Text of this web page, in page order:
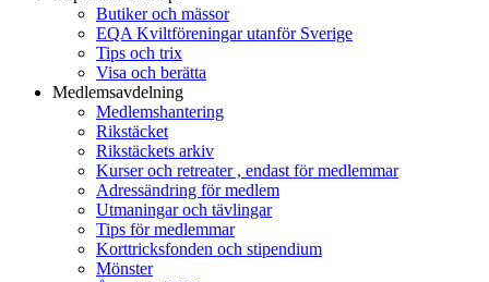
Butiker och mässor
EQA Kviltföreningar utanför Sverige
Tips och trix
Visa och berätta
Medlemsavdelning
Medlemshantering
Rikstäcket
Rikstäckets arkiv
Kurser och retreater , endast för medlemmar
Adressändring för medlem
Utmaningar och tävlingar
Tips för medlemmar
Korttricksfonden och stipendium
Mönster